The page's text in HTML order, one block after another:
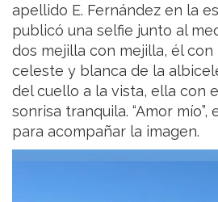
apellido E. Fernández en la
publicó una selfie junto al
dos mejilla con mejilla, él con
celeste y blanca de la
del cuello a la vista, ella con
sonrisa tranquila. “Amor
para acompañar la imagen.